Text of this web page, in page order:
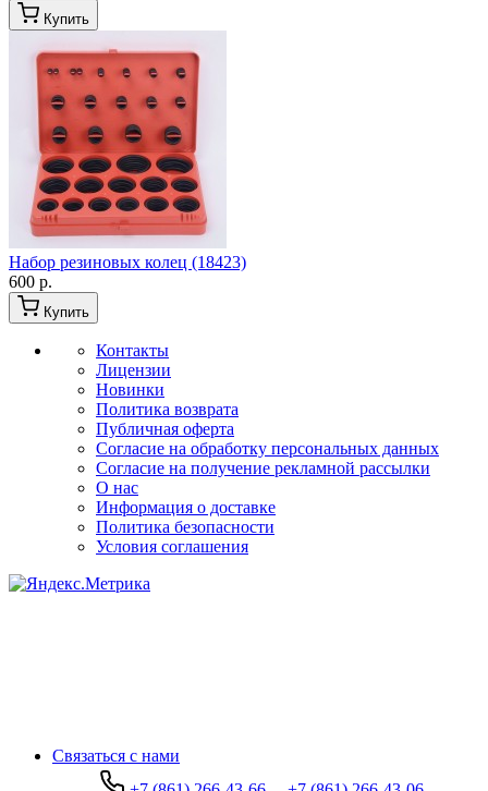
Купить
Набор резиновых колец (18423)
600 р.
Купить
Контакты
Лицензии
Новинки
Политика возврата
Публичная оферта
Согласие на обработку персональных данных
Согласие на получение рекламной рассылки
О нас
Информация о доставке
Политика безопасности
Условия соглашения
Связаться с нами